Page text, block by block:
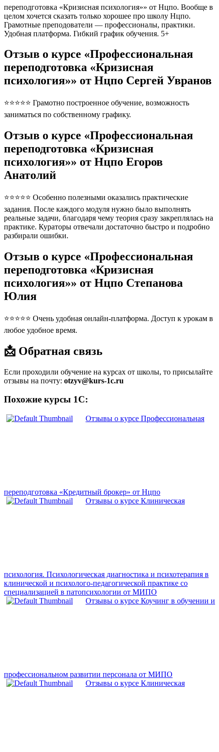
переподготовка «Кризисная психология»» от Нцпо. Вообще в
целом хочется сказать только хорошее про школу Нцпо.
Грамотные преподователи — профессионалы, практики.
Удобная платформа. Гибкий график обучения. 5+
Отзыв о курсе «Профессиональная
переподготовка «Кризисная
психология»» от Нцпо Сергей Увранов
⭐⭐⭐⭐⭐ Грамотно построенное обучение, возможность
заниматься по собственному графику.
Отзыв о курсе «Профессиональная
переподготовка «Кризисная
психология»» от Нцпо Егоров
Анатолий
⭐⭐⭐⭐⭐ Особенно полезными оказались практические
задания. После каждого модуля нужно было выполнять
реальные задачи, благодаря чему теория сразу закреплялась на
практике. Кураторы отвечали достаточно быстро и подробно
разбирали ошибки.
Отзыв о курсе «Профессиональная
переподготовка «Кризисная
психология»» от Нцпо Степанова
Юлия
⭐⭐⭐⭐⭐ Очень удобная онлайн-платформа. Доступ к урокам в
любое удобное время.
📩 Обратная связь
Если проходили обучение на курсах от школы, то присылайте
отзывы на почту: otzyv@kurs-1c.ru
Похожие курсы 1С:
Отзывы о курсе Профессиональная
переподготовка «Кредитный брокер» от Нцпо
Отзывы о курсе Клиническая
психология. Психологическая диагностика и психотерапия в
клинической и психолого-педагогической практике со
специализацией в патопсихологии от МИПО
Отзывы о курсе Коучинг в обучении и
профессиональном развитии персонала от МИПО
Отзывы о курсе Клиническая